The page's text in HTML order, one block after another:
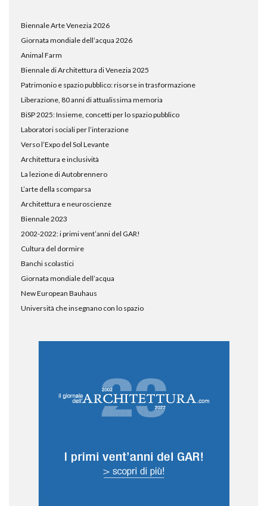
Biennale Arte Venezia 2026
Giornata mondiale dell’acqua 2026
Animal Farm
Biennale di Architettura di Venezia 2025
Patrimonio e spazio pubblico: risorse in trasformazione
Liberazione, 80 anni di attualissima memoria
BiSP 2025: Insieme, concetti per lo spazio pubblico
Laboratori sociali per l’interazione
Verso l’Expo del Sol Levante
Architettura e inclusività
La lezione di Autobrennero
L’arte della scomparsa
Architettura e neuroscienze
Biennale 2023
2002-2022: i primi vent’anni del GAR!
Cultura del dormire
Banchi scolastici
Giornata mondiale dell’acqua
New European Bauhaus
Università che insegnano con lo spazio